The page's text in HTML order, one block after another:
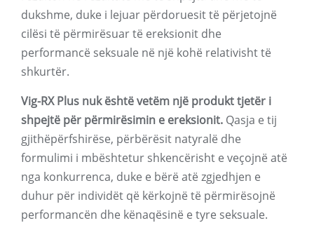
dukshme, duke i lejuar përdoruesit të përjetojnë
cilësi të përmirësuar të ereksionit dhe
performancë seksuale në një kohë relativisht të
shkurtër.
Vig-RX Plus nuk është vetëm një produkt tjetër i
shpejtë për përmirësimin e ereksionit. Qasja e tij
gjithëpërfshirëse, përbërësit natyralë dhe
formulimi i mbështetur shkencërisht e veçojnë atë
nga konkurrenca, duke e bërë atë zgjedhjen e
duhur për individët që kërkojnë të përmirësojnë
performancën dhe kënaqësinë e tyre seksuale.